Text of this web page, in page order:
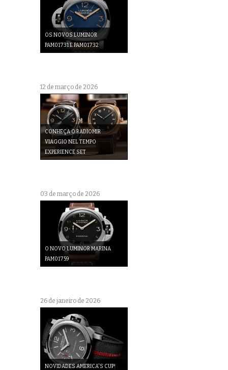
OS NOVOS LUMINOR
PAM01731 E PAM01732
12 de março de 2026
CONHEÇA O RADIOMIR
VIAGGIO NEL TEMPO
EXPERIENCE SET
03 de março de 2026
O NOVO LUMINOR MARINA
PAM01759
26 de janeiro de 2026
NOVIDADES AMERICA'S CUP!